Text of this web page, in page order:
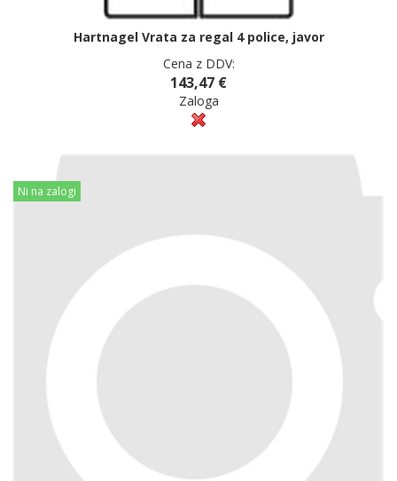
Hartnagel Vrata za regal 4 police, javor
Cena z DDV:
143,47 €
Zaloga
Ni na zalogi